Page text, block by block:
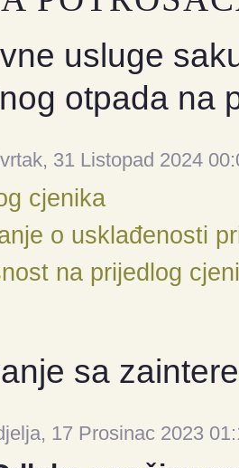
usluge
otpada na
31 Listopad 2024
cjenika
o usklađenosti
na prijedlog
sa
17 Prosinac 2023